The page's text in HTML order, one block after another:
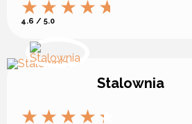
4.6 / 5.0
Stalownia